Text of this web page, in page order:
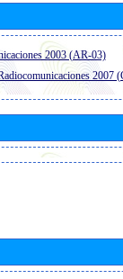
2003 (AR-03)
2007